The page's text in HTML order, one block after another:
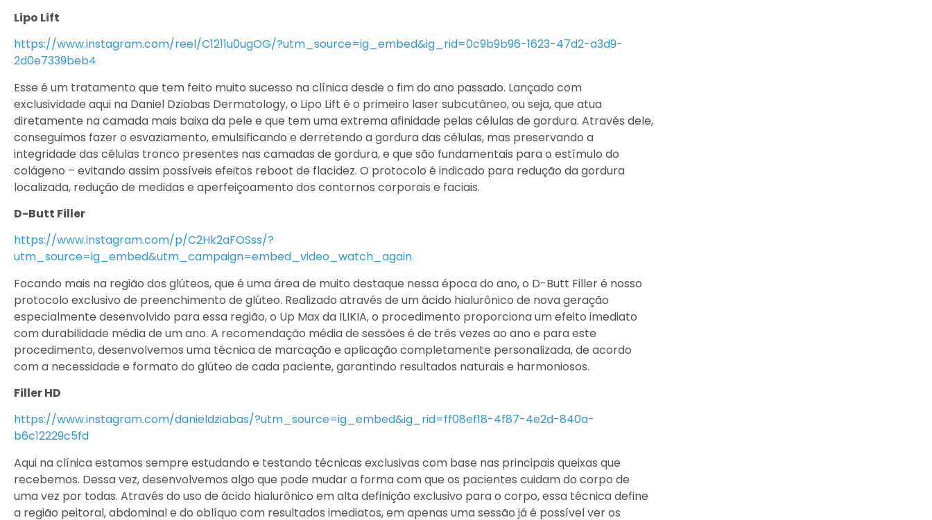
Lipo Lift
https://www.instagram.com/reel/C1211u0ugOG/?utm_source=ig_embed&ig_rid=0c9b9b96-1623-47d2-a3d9-
2d0e7339beb4
Esse é um tratamento que tem feito muito sucesso na clínica desde o fim do ano passado. Lançado com
exclusividade aqui na Daniel Dziabas Dermatology, o Lipo Lift é o primeiro laser subcutâneo, ou seja, que atua
diretamente na camada mais baixa da pele e que tem uma extrema afinidade pelas células de gordura. Através dele,
conseguimos fazer o esvaziamento, emulsificando e derretendo a gordura das células, mas preservando a
integridade das células tronco presentes nas camadas de gordura, e que são fundamentais para o estímulo do
colágeno – evitando assim possíveis efeitos reboot de flacidez. O protocolo é indicado para redução da gordura
localizada, redução de medidas e aperfeiçoamento dos contornos corporais e faciais.
D-Butt Filler
https://www.instagram.com/p/C2Hk2aFOSss/?
utm_source=ig_embed&utm_campaign=embed_video_watch_again
Focando mais na região dos glúteos, que é uma área de muito destaque nessa época do ano, o D-Butt Filler é nosso
protocolo exclusivo de preenchimento de glúteo. Realizado através de um ácido hialurônico de nova geração
especialmente desenvolvido para essa região, o Up Max da ILIKIA, o procedimento proporciona um efeito imediato
com durabilidade média de um ano. A recomendação média de sessões é de três vezes ao ano e para este
procedimento, desenvolvemos uma técnica de marcação e aplicação completamente personalizada, de acordo
com a necessidade e formato do glúteo de cada paciente, garantindo resultados naturais e harmoniosos.
Filler HD
https://www.instagram.com/danieldziabas/?utm_source=ig_embed&ig_rid=ff08ef18-4f87-4e2d-840a-
b6c12229c5fd
Aqui na clínica estamos sempre estudando e testando técnicas exclusivas com base nas principais queixas que
recebemos. Dessa vez, desenvolvemos algo que pode mudar a forma com que os pacientes cuidam do corpo de
uma vez por todas. Através do uso de ácido hialurônico em alta definição exclusivo para o corpo, essa técnica define
a região peitoral, abdominal e do oblíquo com resultados imediatos, em apenas uma sessão já é possível ver os